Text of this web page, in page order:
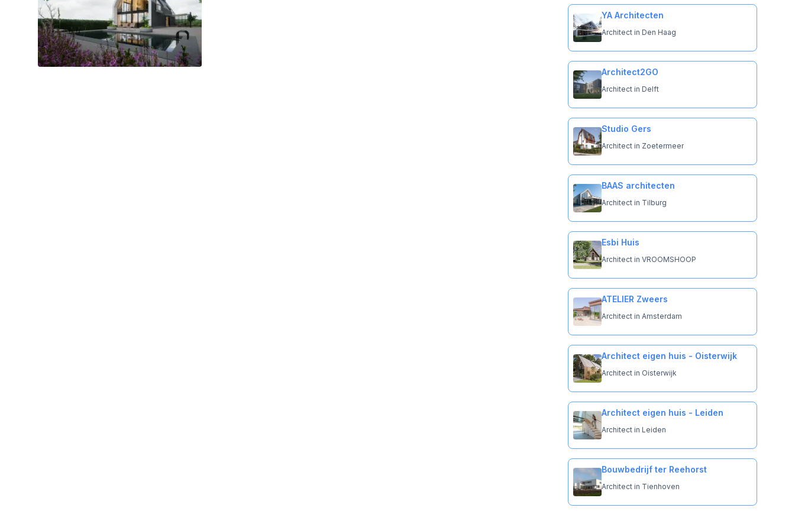
YA Architecten
Architect in Den Haag
Architect2GO
Architect in Delft
Studio Gers
Architect in Zoetermeer
BAAS architecten
Architect in Tilburg
Esbi Huis
Architect in VROOMSHOOP
ATELIER Zweers
Architect in Amsterdam
Architect eigen huis - Oisterwijk
Architect in Oisterwijk
Architect eigen huis - Leiden
Architect in Leiden
Bouwbedrijf ter Reehorst
Architect in Tienhoven